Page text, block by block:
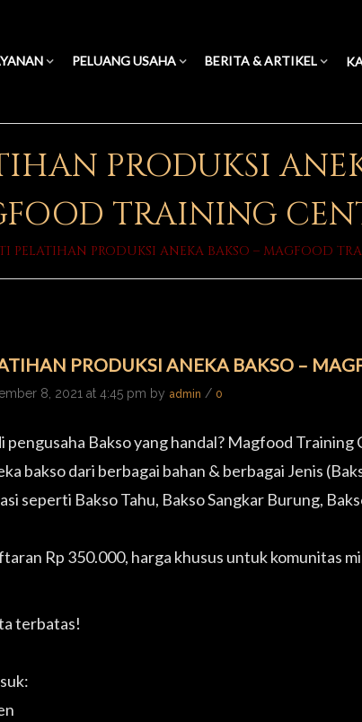
PELUANG USAHA BERITA & ARTIKEL
PRODUKSI
TRAINING
PELATIHAN PRODUKSI ANEKA BAKSO – MAGFOOD
PRODUKSI ANEKA BAKSO –
8, 2021 at 4:45 pm by admin / 0
pengusaha Bakso yang handal? Magfood
bakso dari berbagai bahan & berbagai Jenis
seperti Bakso Tahu, Bakso Sangkar Burung,
Rp 350.000, harga khusus untuk komunitas
terbatas!